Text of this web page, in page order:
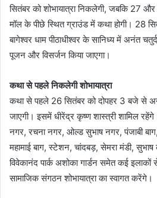
सितंबर को शोभायात्रा निकलेगी, जबकि 27
मॉल के पीछे स्थित ग्राउंड में कथा होगी। 28
बागेश्वर धाम पीठाधीश्वर के सानिध्य में अनंत
पूजन और विसर्जन किया जाएगा।
कथा से पहले निकलेगी शोभायात्रा
कथा से पहले 26 सितंबर को दोपहर 3 बजे से
जाएगी। इसमें धीरेंद्र कृष्ण शास्त्री शामिल
नगर, रचना नगर, ओल्ड सुभाष नगर, पंजाबी बाग,
महामाई बाग, स्टेशन, चांदबड़, सेमरा मंडी, सुभाष
विवेकानंद पार्क अशोका गार्डन समेत कई
सामाजिक संगठन शोभायात्रा का स्वागत करेंगे।